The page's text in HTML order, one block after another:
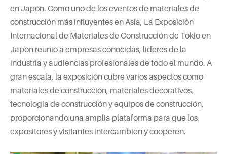
en Japón. Como uno de los eventos de materiales de
construcción más influyentes en Asia, La Exposición
Internacional de Materiales de Construcción de Tokio en
Japón reunió a empresas conocidas, líderes de la
industria y audiencias profesionales de todo el mundo. A
gran escala, la exposición cubre varios aspectos como
materiales de construcción, materiales decorativos,
tecnología de construcción y equipos de construcción,
proporcionando una amplia plataforma para que los
expositores y visitantes intercambien y cooperen.